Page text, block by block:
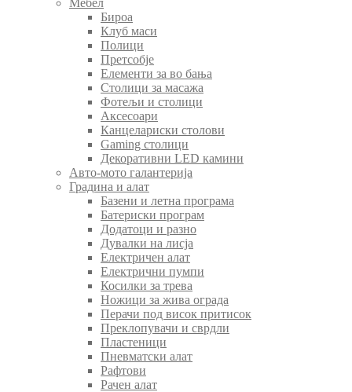
Мебел
Бироа
Клуб маси
Полици
Претсобје
Елементи за во бања
Столици за масажа
Фотељи и столици
Аксесоари
Канцелариски столови
Gaming столици
Декоративни LED камини
Авто-мото галантерија
Градина и алат
Базени и летна програма
Батериски програм
Додатоци и разно
Дувалки на лисја
Електричен алат
Електрични пумпи
Косилки за трева
Ножици за жива ограда
Перачи под висок притисок
Преклопувачи и сврдли
Пластеници
Пневматски алат
Рафтови
Рачен алат